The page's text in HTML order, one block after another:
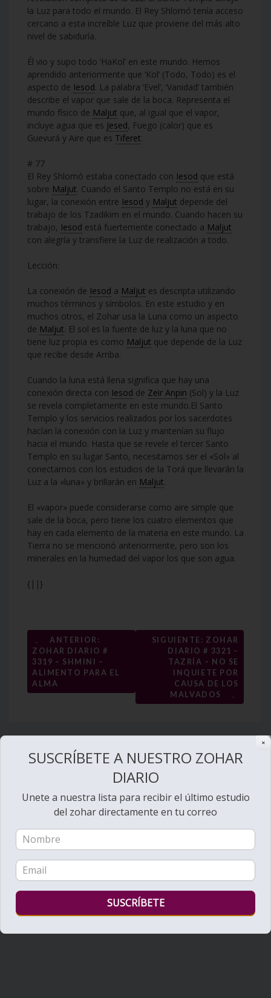
la Luz para todo el mundo. El Rey Shlomó tenía acceso
cercano a esta increíble Luz que proviene del más alto
nivel de sabiduría.
Él vio y supo todo ‘HaKol’ en este mundo. Hemos
aprendido anteriormente que ‘Kol’ (Todo, Todo) es el
aspecto de Iesod. La palabra ‘Evel’, ‘Vanidad’ también
describe el vapor que sale de la boca. Representa el
mundo físico de Maljut que, al igual que el vapor,
incluye agua que es Jesed, Fuego (calor) que es
Guevurá y Aire que es Tiferet.
# 77
El Rey Shlomó estaba conectado con Iesod que está
sobre Maljut. Cuando el Santo Templo no está en su
lugar, la conexión entre Iesod y Maljut depende del
trabajo de los Tzadikim en el mundo. Cuando hacen su
trabajo, Iesod está fuertemente conectado a Maljut
con alegría y transfiere la Luz de realización a todo.
Lección:
La conexión de Iesod a Maljut es descripta utilizando
muchos términos y símbolos. En este estudio y en
muchos otros, el Zohar usa la Luna como un aspecto
de Maljut. El sol es la fuente de luz y la luna que no
tiene luz propia es como Maljut que depende de la Luz
que recibe desde Arriba.
Cuando la luna está llena significa que hay una
conexión directa con Iesod de Zeir Anpin (Sol) y la Luz
se revela completamente en este mundo.El Santo
Templo y los servicios realizados por los sacerdotes
hacían la conexión con la Luz y mantenían su flujo
hacia el mundo. Hasta que se revele el tercer Santo
Templo en su lugar Santo, necesitamos ser el «Sol» al
conectarnos con los estudios de la Torá que llevarán la
Luz a la «luna» y brillarán en Maljut.
El «vapor» puede considerarse como aire simple que
sale de la boca, pero tiene los cuatro elementos que
hay en cada elemento de la materia en este mundo. La
Tierra no se mencionó anteriormente, pero son los
minerales en la humedad del vapor los que son agua.
{||}
Navegación
de
entradas
←
ANTERIOR:
ZOHAR DIARIO #
3319 – SHMINI –
ALIMENTO PARA EL
ALMA
SIGUIENTE: ZOHAR
DIARIO # 3321 –
TAZRÍA – NO SE
INQUIETE POR
CAUSA DE LOS
MALVADOS
→
✕
SUSCRÍBETE A NUESTRO ZOHAR
DIARIO
Unete a nuestra lista para recibir el último estudio
del zohar directamente en tu correo